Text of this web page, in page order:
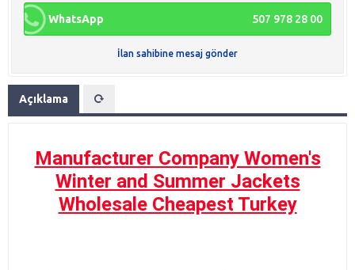
WhatsApp 507 978 28 00
İlan sahibine mesaj gönder
Açıklama
Manufacturer Company Women's
Winter and Summer Jackets
Wholesale Cheapest Turkey